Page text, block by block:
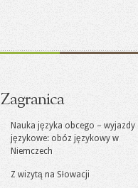
Zagranica
Nauka języka obcego – wyjazdy
językowe: obóz językowy w
Niemczech
Z wizytą na Słowacji